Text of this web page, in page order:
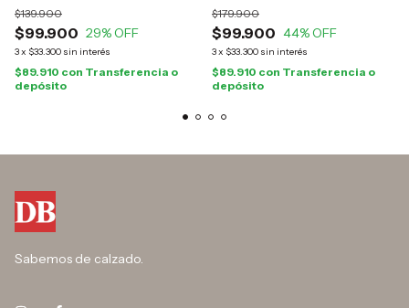
$99.900
$139.900
29% OFF
3x $33.300 sin interés
$89.910 con Transferencia o
depósito
$99.900
$179.900
44% OFF
3x $33.300 sin interés
$89.910 con Transferencia o
depósito
Sabemos de calzado.